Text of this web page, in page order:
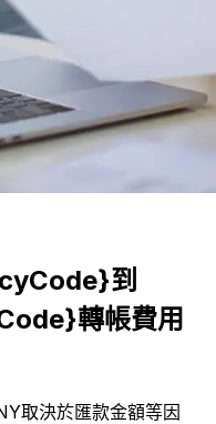
到
轉帳費用
取決於匯款金額等因